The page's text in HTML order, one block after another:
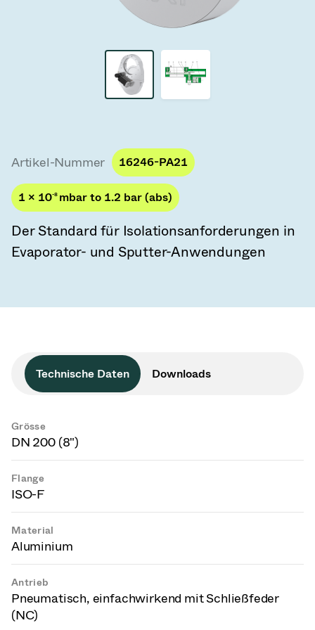
Vakuum-Transferventile
Vakuum-Mehrventilbaugruppen
ITER Vakuumventilkatalog
Vakuumventil-Technologie
Artikel-Nummer 16246-PA21
1 × 10-8 mbar to 1.2 bar (abs)
Der Standard für Isolationsanforderungen in
Evaporator- und Sputter-Anwendungen
Technische Daten Downloads
Grösse
DN 200 (8")
Flange
ISO-F
Material
Aluminium
Antrieb
Pneumatisch, einfachwirkend mit Schließfeder
(NC)